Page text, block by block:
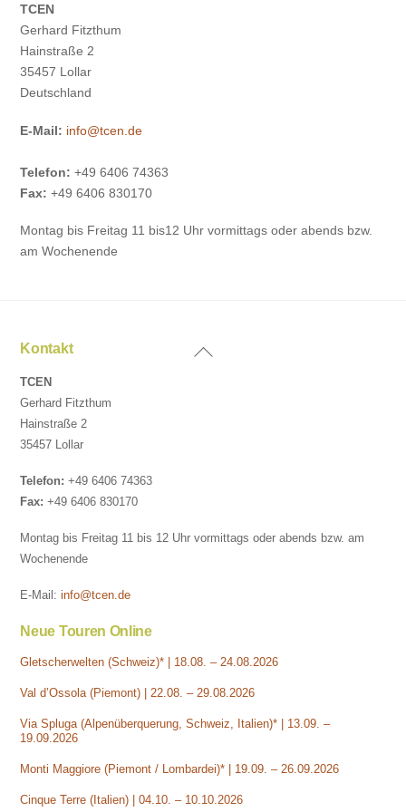
TCEN
Gerhard Fitzthum
Hainstraße 2
35457 Lollar
Deutschland
E-Mail: info@tcen.de
Telefon: +49 6406 74363
Fax: +49 6406 830170
Montag bis Freitag 11 bis12 Uhr vormittags oder abends bzw.
am Wochenende
Back
Kontakt
TCEN
Gerhard Fitzthum
Hainstraße 2
35457 Lollar
Telefon: +49 6406 74363
Fax: +49 6406 830170
Montag bis Freitag 11 bis 12 Uhr vormittags oder abends bzw. am
Wochenende
E-Mail:info@tcen.de
Neue Touren Online
Gletscherwelten (Schweiz)* | 18.08. – 24.08.2026
Val d’Ossola (Piemont) | 22.08. – 29.08.2026
Via Spluga (Alpenüberquerung, Schweiz, Italien)* | 13.09. –
19.09.2026
Monti Maggiore (Piemont / Lombardei)* | 19.09. – 26.09.2026
Cinque Terre (Italien) | 04.10. – 10.10.2026